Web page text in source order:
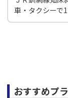
車・タクシーで
おすすめプ